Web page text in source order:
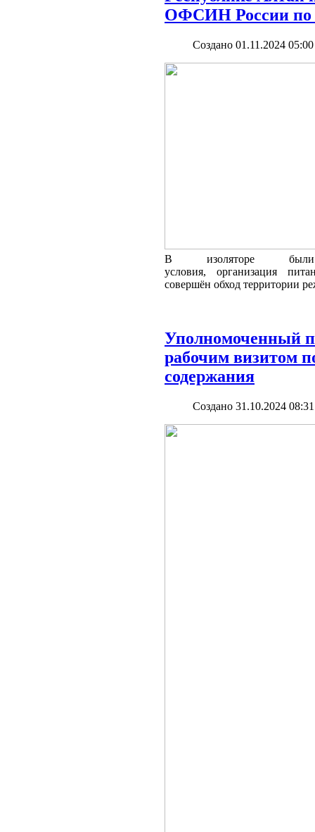
ОФСИН России по
Создано 01.11.2024 05:00
В изоляторе были
условия, организация
совершён обход территории
Уполномоченный
рабочим визитом
содержания
Создано 31.10.2024 08:31